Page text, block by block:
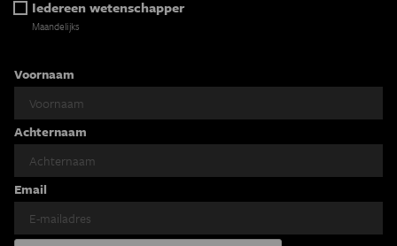
Iedereen wetenschapper
Maandelijks
Voornaam
Achternaam
Email